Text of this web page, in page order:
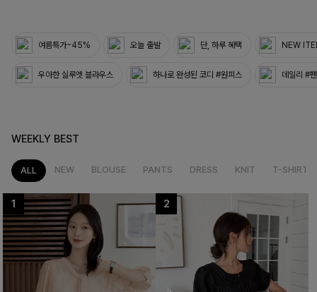
여름특가~45% 오늘 출발 단, 하루 혜택 NEW
우아한 실루엣 블라우스 하나로 완성된 코디 #원피스 데일리 #
WEEKLY BEST
ALL NEW BLOUSE PANTS DRESS KNIT T-SHIRT